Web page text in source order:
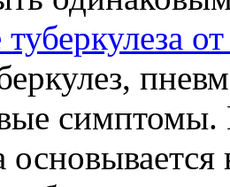
симптомы.